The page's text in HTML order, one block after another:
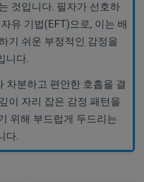
것입니다. 필자가 선호하
자유 기법(EFT)으로, 이는 배
기 쉬운 부정적인 감정을
니다.
차분하고 편안한 호흡을 결
이 자리 잡은 감정 패턴을
위해 부드럽게 두드리는
다.